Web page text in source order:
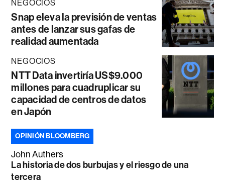
NEGOCIOS
Snap eleva la previsión de ventas
antes de lanzar sus gafas de
realidad aumentada
NEGOCIOS
NTT Data invertiría US$9.000
millones para cuadruplicar su
capacidad de centros de datos
en Japón
OPINIÓN BLOOMBERG
John Authers
La historia de dos burbujas y el riesgo de una
tercera